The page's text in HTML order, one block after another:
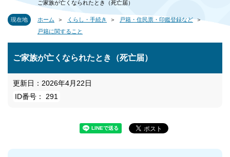
ご家族が亡くなられたとき（死亡届）
現在地 ホーム くらし・手続き
戸籍・住民票・印鑑登録など
戸籍に関すること
ご家族が亡くなられたとき（死亡届）
更新日：2026年4月22日
ID番号： 291